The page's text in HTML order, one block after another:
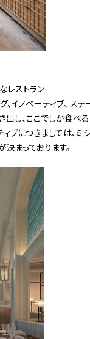
レストラン
イノベーティブ、 ス
、ここでしか食べ
ブにつきましては、
決まっております。